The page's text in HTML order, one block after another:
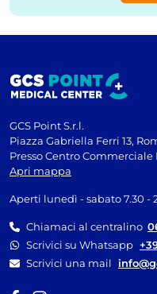
GCS Point S.r.l.
Piazza Gabriella Ferri 13,
Presso Centro Commerciale
Apri mappa
Aperti lunedì - sabato 7.30 -
Chiamaci al centralino
Scrivici su Whatsapp
Scrivici una mail